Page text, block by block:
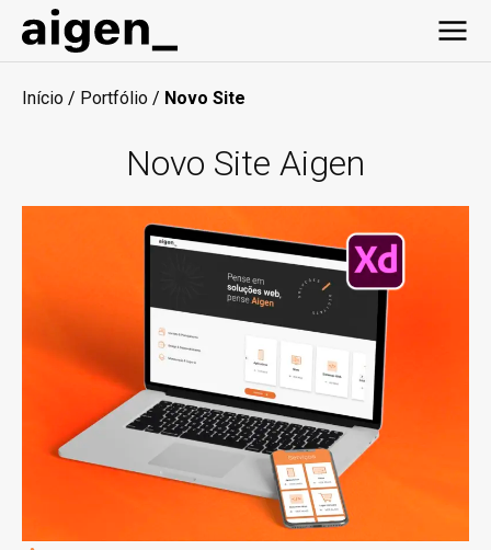
Início / Portfólio / Novo Site
Novo Site Aigen